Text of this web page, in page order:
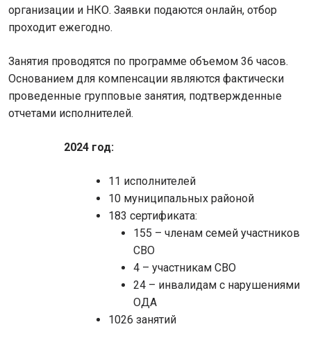
организации и НКО. Заявки подаются онлайн, отбор
проходит ежегодно.
Занятия проводятся по программе объемом 36 часов.
Основанием для компенсации являются фактически
проведенные групповые занятия, подтвержденные
отчетами исполнителей.
2024 год:
11 исполнителей
10 муниципальных районой
183 сертификата:
155 – членам семей участников
СВО
4 – участникам СВО
24 – инвалидам с нарушениями
ОДА
1026 занятий